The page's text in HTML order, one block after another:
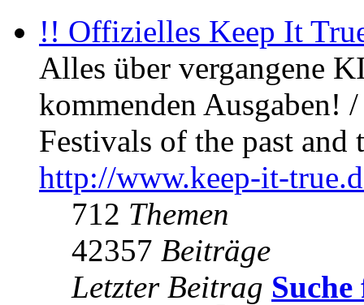
!! Offizielles Keep It
Alles über vergangene
kommenden Ausgaben!
Festivals of the past
http://www.keep-it-
712 Themen
42357 Beiträge
Letzter Beitrag